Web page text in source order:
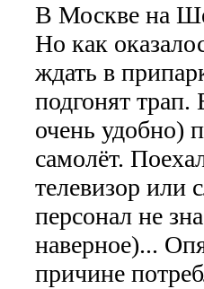
В Москве на
Но как
ждать в
подгонят
очень удобно)
самолёт.
телевизор или
персонал не
наверное)...
причине